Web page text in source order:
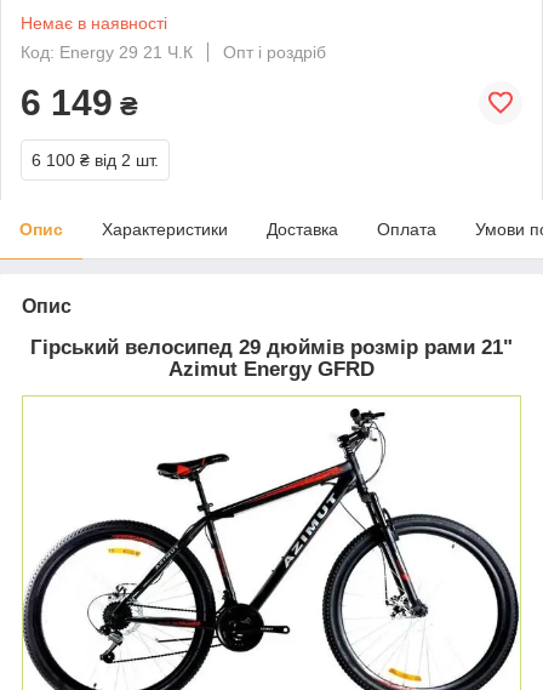
Немає в наявності
Код: Energy 29 21 Ч.К
Опт і роздріб
6 149 ₴
6 100 ₴ від 2 шт.
Опис Характеристики Доставка Оплата Умови
Опис
Гірський велосипед 29 дюймів розмір рами 21"
Azimut Energy GFRD